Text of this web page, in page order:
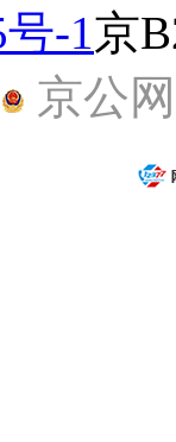
-1京
京公